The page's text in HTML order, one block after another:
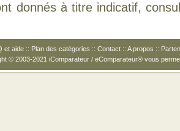
donnés à titre indicatif,
et aide :: Plan des catégories :: Contact :: A propos ::
© 2003-2021 iComparateur / eComparateur® vous